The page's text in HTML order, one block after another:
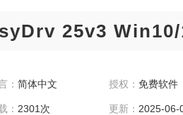
25v3 Win10/
： 简体中文 授权：免费软件
： 2301次 更新： 2025-06-